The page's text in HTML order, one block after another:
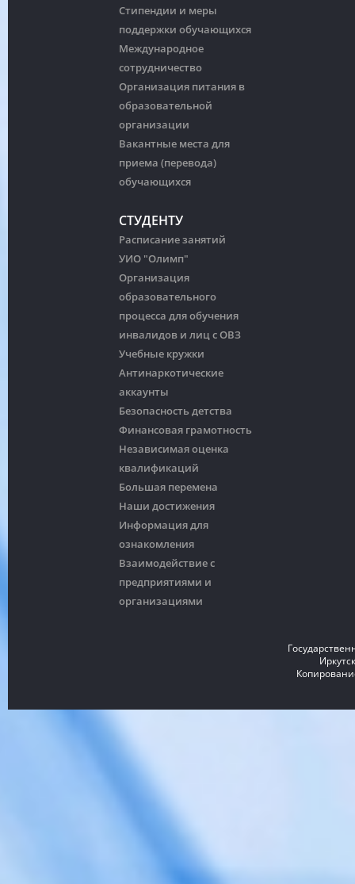
Стипендии и меры
поддержки обучающихся
Международное
сотрудничество
Организация питания в
образовательной
организации
Вакантные места для
приема (перевода)
обучающихся
СТУДЕНТУ
Расписание занятий
УИО "Олимп"
Организация
образовательного
процесса для обучения
инвалидов и лиц с ОВЗ
Учебные кружки
Антинаркотические
аккаунты
Безопасность детства
Финансовая грамотность
Независимая оценка
квалификаций
Большая перемена
Наши достижения
Информация для
ознакомления
Взаимодействие с
предприятиями и
организациями